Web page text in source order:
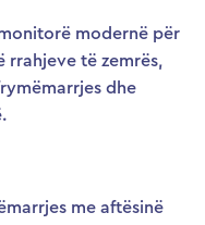
modernë për
rrahjeve të zemrës,
dhe
me aftësinë